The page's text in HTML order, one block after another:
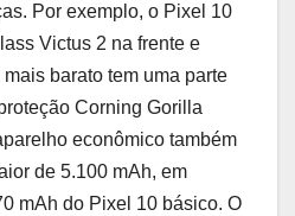
Por exemplo, o Pixel 10
Victus 2 na frente e
barato tem uma parte
Corning Gorilla
econômico também
de 5.100 mAh, em
mAh do Pixel 10 básico. O